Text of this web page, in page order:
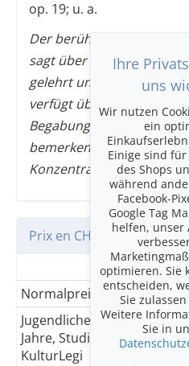
op. 19; u. a.
Der berühmte
sagt über sie: «Es gibt
gelehrt und gelernt
verfügt über eine
Begabung, ihr Spiel ist von
bemerkenswerten
Konzentration.»
Prix en CHF
Kat.
Normalpreis
Jugendliche bis 18
Jahre, Studierende &
KulturLegi
Ihre
uns
Wir nutzen
ein
Einige sind
des Shops
während
Facebook-
Google Tag
helfen, unser
optimieren. Sie
entscheiden,
Sie
Weitere
Sie in